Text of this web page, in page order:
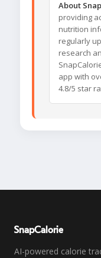
About
providing
nutrition
regularly
research
app with
4.8/5 star
SnapCalorie
AI-powered calorie